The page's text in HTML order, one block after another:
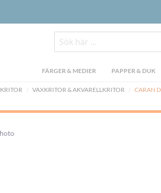
Sök
FÄRGER & MEDIER PAPPER & DUK
KRITOR VAXKRITOR & AKVARELLKRITOR CARAN